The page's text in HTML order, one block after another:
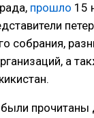
прошло 15
собрания,
а
были